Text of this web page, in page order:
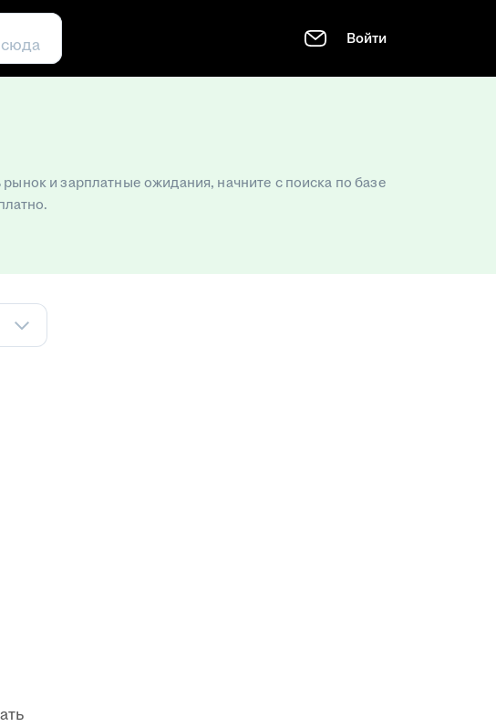
сюда Войти
и зарплатные ожидания, начните с поиска по базе